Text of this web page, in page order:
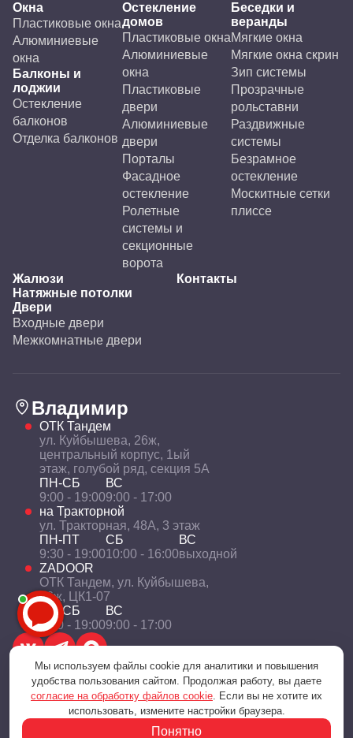
Окна
Пластиковые окна
Алюминиевые
окна
Балконы и
лоджии
Остекление
балконов
Отделка балконов
Остекление
домов
Пластиковые окна
Алюминиевые
окна
Пластиковые
двери
Алюминиевые
двери
Порталы
Фасадное
остекление
Ролетные
системы и
секционные
ворота
Беседки и
веранды
Мягкие окна
Мягкие окна скрин
Зип системы
Прозрачные
рольставни
Раздвижные
системы
Безрамное
остекление
Москитные сетки
плиссе
Жалюзи
Натяжные потолки
Двери
Входные двери
Межкомнатные двери
Контакты
Владимир
ОТК Тандем
ул. Куйбышева, 26ж,
центральный корпус, 1ый
этаж, голубой ряд, секция 5А
ПН-СБ
9:00 - 19:00
ВС
9:00 - 17:00
на Тракторной
ул. Тракторная, 48А, 3 этаж
ПН-ПТ
9:30 - 19:00
СБ
10:00 - 16:00
ВС
выходной
ZADOOR
ОТК Тандем, ул. Куйбышева,
26ж, ЦК1-07
ПН-СБ
9:00 - 19:00
ВС
9:00 - 17:00
Политика конфиденциальности
© 2001 — 2026 «Технологии уюта и комфорта»
Разработка и поддержка - Цифровое агентство BitWeb
Мы используем файлы cookie для аналитики и повышения
удобства пользования сайтом. Продолжая работу, вы даете
согласие на обработку файлов cookie. Если вы не хотите их
использовать, измените настройки браузера.
Понятно